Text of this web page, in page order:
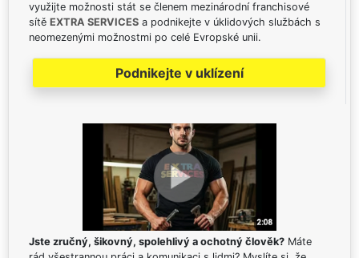
využijte možnosti stát se členem mezinárodní franchisové
sítě EXTRA SERVICES a podnikejte v úklidových službách s
neomezenými možnostmi po celé Evropské unii.
Podnikejte v uklízení
Jste zručný, šikovný, spolehlivý a ochotný člověk? Máte